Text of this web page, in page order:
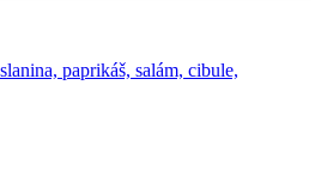
paprikáš, salám, cibule,